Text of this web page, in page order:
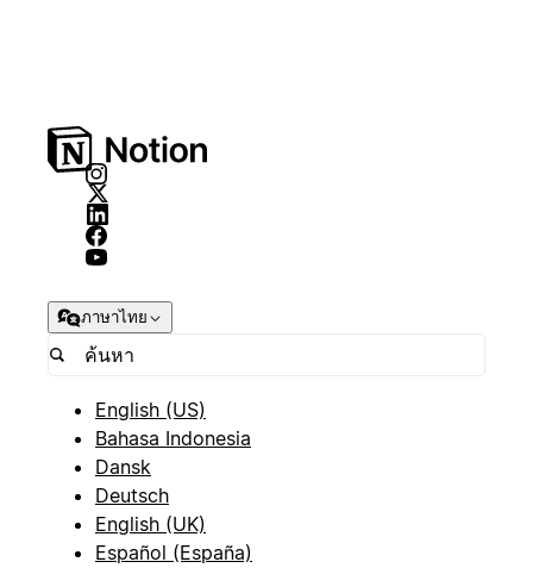
ภาษาไทย
English (US)
Bahasa Indonesia
Dansk
Deutsch
English (UK)
Español (España)